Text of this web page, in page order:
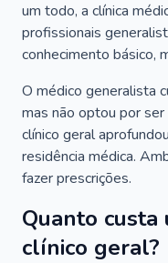
um todo, a clínica
profissionais
conhecimento básico,
O médico generalista
mas não optou por ser
clínico geral
residência médica.
fazer prescrições.
Quanto custa
clínico geral?